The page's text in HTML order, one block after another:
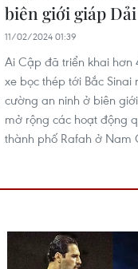
biên giới giáp Dải
11/02/2024 01:39
Ai Cập đã triển khai hơn
xe bọc thép tới Bắc Sinai
cường an ninh ở biên
mở rộng các hoạt động
thành phố Rafah ở Nam